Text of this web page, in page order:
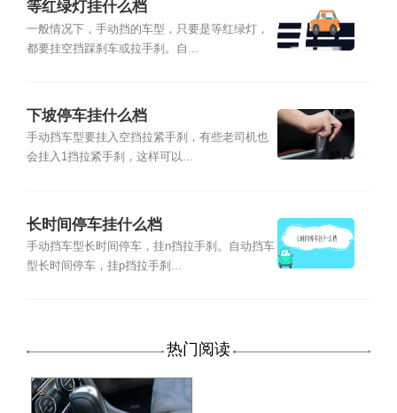
等红绿灯挂什么档
一般情况下，手动挡的车型，只要是等红绿灯，
都要挂空挡踩刹车或拉手刹。自...
下坡停车挂什么档
手动挡车型要挂入空挡拉紧手刹，有些老司机也
会挂入1挡拉紧手刹，这样可以...
长时间停车挂什么档
手动挡车型长时间停车，挂n挡拉手刹。自动挡车
型长时间停车，挂p挡拉手刹...
热门阅读